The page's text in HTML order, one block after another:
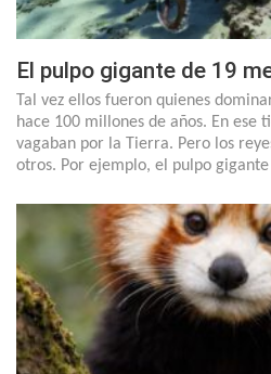
El pulpo gigante de 19
Tal vez ellos fueron quienes
hace 100 millones de años. En ese
vagaban por la Tierra. Pero los
otros. Por ejemplo, el pulpo